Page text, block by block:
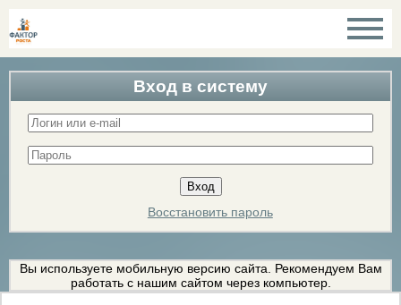
Вход в систему
Восстановить пароль
Вы используете мобильную версию сайта. Рекомендуем Вам
работать с нашим сайтом через компьютер.